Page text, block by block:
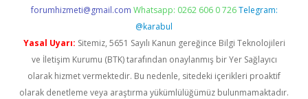
forumhizmeti@gmail.com Whatsapp: 0262 606 0 726 Telegram:
@karabul
Yasal Uyarı: Sitemiz, 5651 Sayılı Kanun gereğince Bilgi Teknolojileri
ve İletişim Kurumu (BTK) tarafından onaylanmış bir Yer Sağlayıcı
olarak hizmet vermektedir. Bu nedenle, sitedeki içerikleri proaktif
olarak denetleme veya araştırma yükümlülüğümüz bulunmamaktadır.